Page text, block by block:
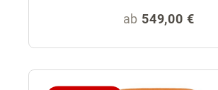
Regulärer Preis:
ab 549,00 €